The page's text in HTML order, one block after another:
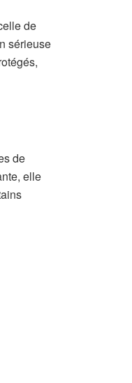
de
sérieuse
de
elle